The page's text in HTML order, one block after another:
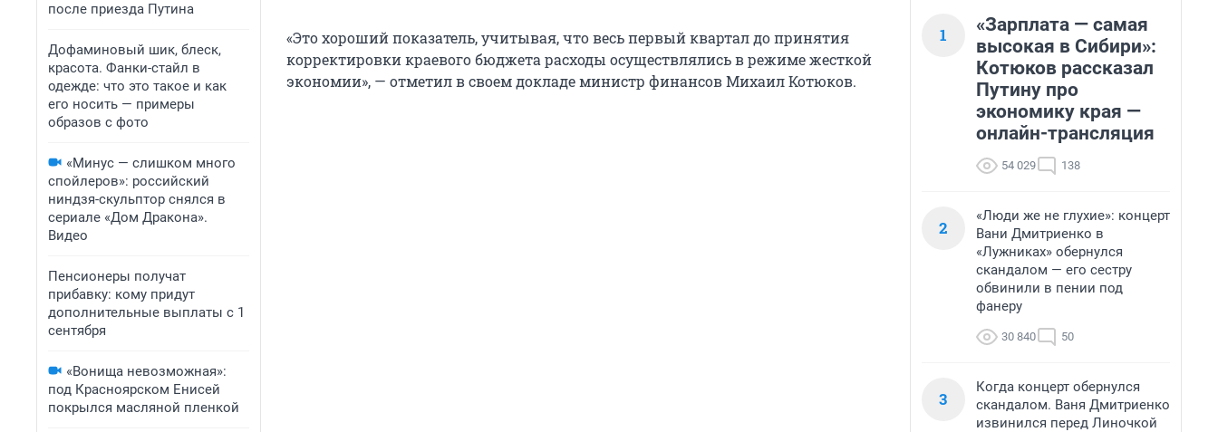
после приезда Путина
Дофаминовый шик, блеск,
красота. Фанки-стайл в
одежде: что это такое и как
его носить — примеры
образов с фото
«Минус — слишком много
спойлеров»: российский
ниндзя-скульптор снялся в
сериале «Дом Дракона».
Видео
Пенсионеры получат
прибавку: кому придут
дополнительные выплаты с 1
сентября
«Вонища невозможная»:
под Красноярском Енисей
покрылся масляной пленкой
«Это хороший показатель, учитывая, что весь первый квартал до принятия
корректировки краевого бюджета расходы осуществлялись в режиме жесткой
экономии», — отметил в своем докладе министр финансов Михаил Котюков.
1
«Зарплата — самая
высокая в Сибири»:
Котюков рассказал
Путину про
экономику края —
онлайн-трансляция
54 029 138
2
«Люди же не глухие»: концерт
Вани Дмитриенко в
«Лужниках» обернулся
скандалом — его сестру
обвинили в пении под
фанеру
30 840 50
3
Когда концерт обернулся
скандалом. Ваня Дмитриенко
извинился перед Линочкой